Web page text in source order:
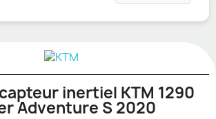
inertiel KTM 1290
Adventure S 2020